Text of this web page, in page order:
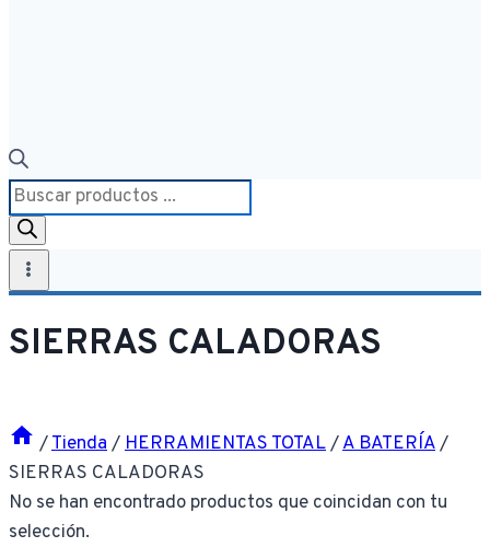
Búsqueda
de
productos
SIERRAS CALADORAS
/Tienda/HERRAMIENTAS TOTAL/A BATERÍA/
SIERRAS CALADORAS
No se han encontrado productos que coincidan con tu
selección.